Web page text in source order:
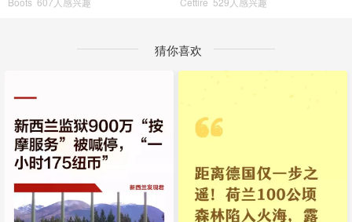
猜你喜欢